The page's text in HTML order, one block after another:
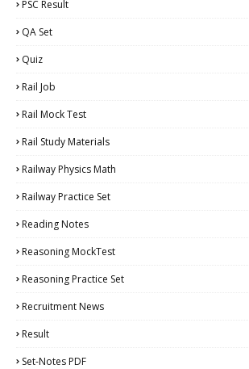
PSC Result
QA Set
Quiz
Rail Job
Rail Mock Test
Rail Study Materials
Railway Physics Math
Railway Practice Set
Reading Notes
Reasoning MockTest
Reasoning Practice Set
Recruitment News
Result
Set-Notes PDF